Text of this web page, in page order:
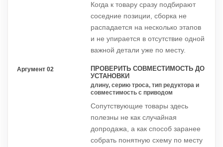
Когда к товару сразу подбирают
соседние позиции, сборка не
распадается на несколько этапов
и не упирается в отсутствие одной
важной детали уже по месту.
Аргумент 02
ПРОВЕРИТЬ СОВМЕСТИМОСТЬ ДО
УСТАНОВКИ
длину, серию троса, тип редуктора и
совместимость с приводом
Сопутствующие товары здесь
полезны не как случайная
допродажа, а как способ заранее
собрать понятную схему по месту